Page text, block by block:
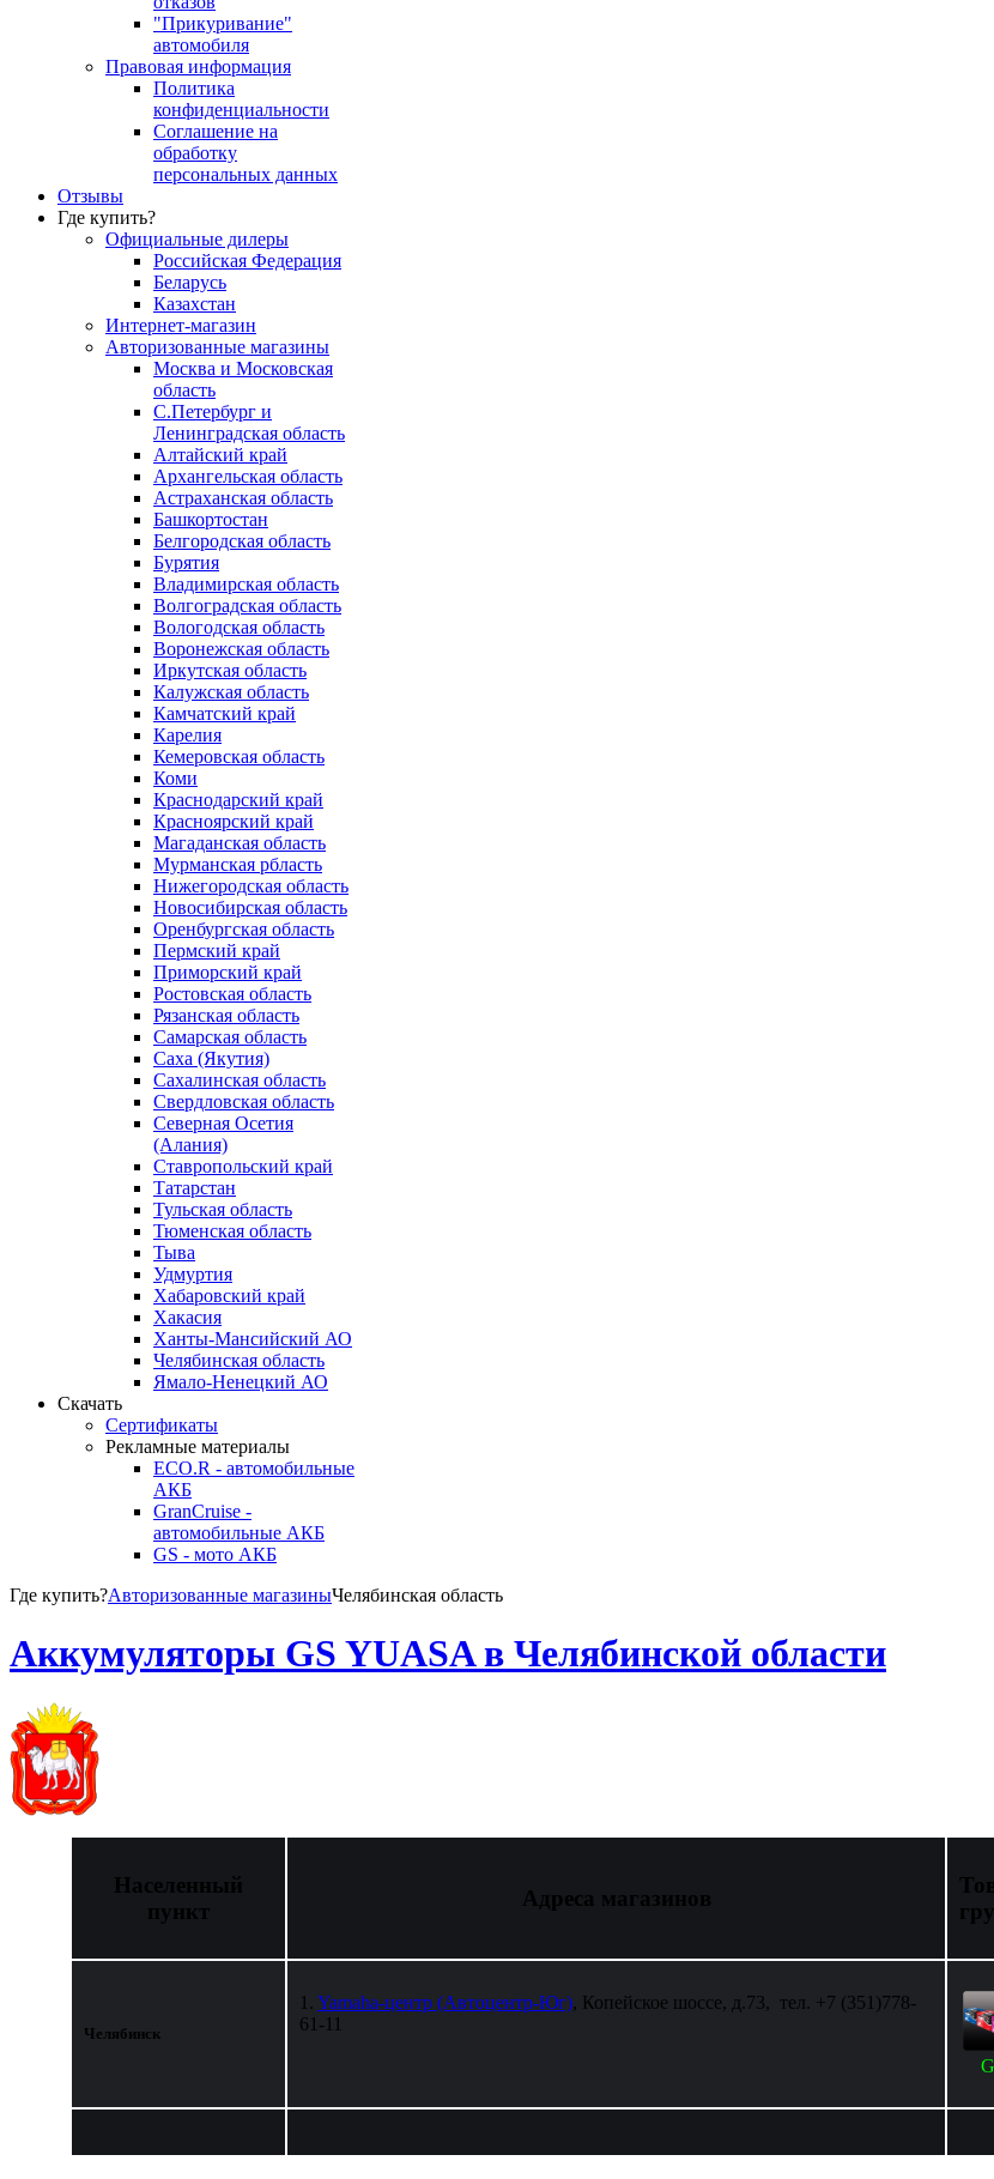
"Прикуривание"
автомобиля
Правовая информация
Политика
конфиденциальности
Соглашение на
обработку
персональных данных
Отзывы
Где купить?
Официальные дилеры
Российская Федерация
Беларусь
Казахстан
Интернет-магазин
Авторизованные магазины
Москва и Московская
область
С.Петербург и
Ленинградская область
Алтайский край
Архангельская область
Астраханская область
Башкортостан
Белгородская область
Бурятия
Владимирская область
Волгоградская область
Вологодская область
Воронежская область
Иркутская область
Калужская область
Камчатский край
Карелия
Кемеровская область
Коми
Краснодарский край
Красноярский край
Магаданская область
Мурманская рбласть
Нижегородская область
Новосибирская область
Оренбургская область
Пермский край
Приморский край
Ростовская область
Рязанская область
Самарская область
Саха (Якутия)
Сахалинская область
Свердловская область
Северная Осетия
(Алания)
Ставропольский край
Татарстан
Тульская область
Тюменская область
Тыва
Удмуртия
Хабаровский край
Хакасия
Ханты-Мансийский АО
Челябинская область
Ямало-Ненецкий АО
Скачать
Сертификаты
Рекламные материалы
ECO.R - автомобильные
АКБ
GranCruise -
автомобильные АКБ
GS - мото АКБ
Где купить?Авторизованные магазиныЧелябинская область
Аккумуляторы GS YUASA в Челябинской области
Населенный
пункт
Адреса магазинов
Челябинск
1. Yamaha-центр (Автоцентр-Юг), Копейское шоссе, д.73, тел. +7 (351)778-
61-11